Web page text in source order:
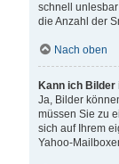
schnell
die Anzahl der
Nach oben
Kann ich
Ja, Bilder
müssen Sie zu
sich auf Ihrem
Yahoo-